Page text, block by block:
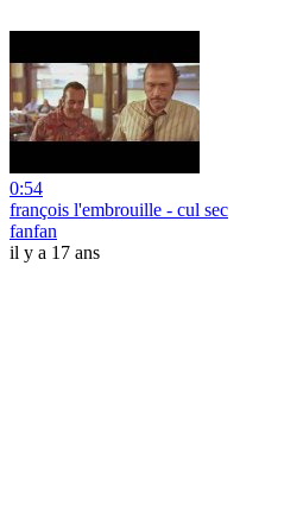
0:54
françois l'embrouille - cul sec
fanfan
il y a 17 ans